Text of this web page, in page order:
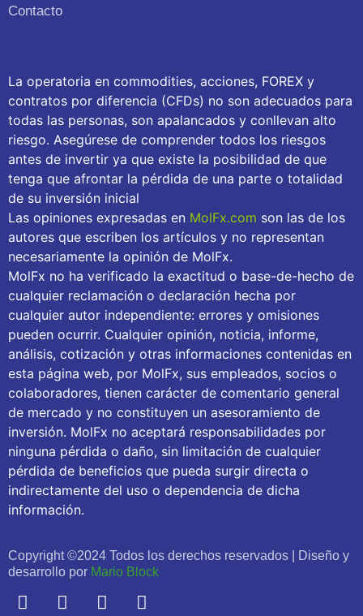
Contacto
La operatoria en commodities, acciones, FOREX y
contratos por diferencia (CFDs) no son adecuados para
todas las personas, son apalancados y conllevan alto
riesgo. Asegúrese de comprender todos los riesgos
antes de invertir ya que existe la posibilidad de que
tenga que afrontar la pérdida de una parte o totalidad
de su inversión inicial
Las opiniones expresadas en MolFx.com son las de los
autores que escriben los artículos y no representan
necesariamente la opinión de MolFx.
MolFx no ha verificado la exactitud o base-de-hecho de
cualquier reclamación o declaración hecha por
cualquier autor independiente: errores y omisiones
pueden ocurrir. Cualquier opinión, noticia, informe,
análisis, cotización y otras informaciones contenidas en
esta página web, por MolFx, sus empleados, socios o
colaboradores, tienen carácter de comentario general
de mercado y no constituyen un asesoramiento de
inversión. MolFx no aceptará responsabilidades por
ninguna pérdida o daño, sin limitación de cualquier
pérdida de beneficios que pueda surgir directa o
indirectamente del uso o dependencia de dicha
información.
Copyright ©2024 Todos los derechos reservados | Diseño y
desarrollo por Mario Block